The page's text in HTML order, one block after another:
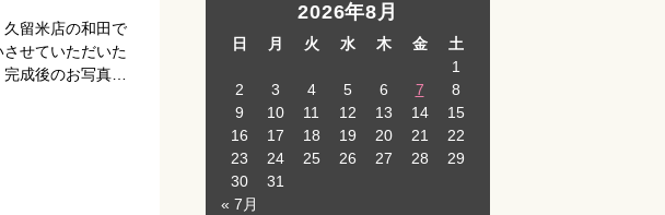
留米店の和田で
せていただいた
成後のお写真が
わせて、外構
2026年8月
日 月 火 水 木 金
土
1
2
3 4 5 6 7
8
9
10 11 12 13 14
15
16
17 18 19 20 21
22
23
24 25 26 27 28
29
30
31
« 7月